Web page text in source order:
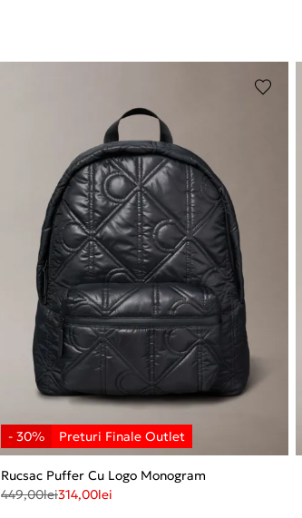
Rucsac Puffer Cu Logo Monogram
449,00lei314,00lei